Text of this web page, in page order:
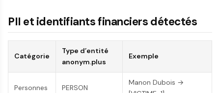
PII et identifiants financiers détectés
Catégorie
Type d’entité
anonym.plus
Exemple
Personnes PERSON
Manon Dubois →